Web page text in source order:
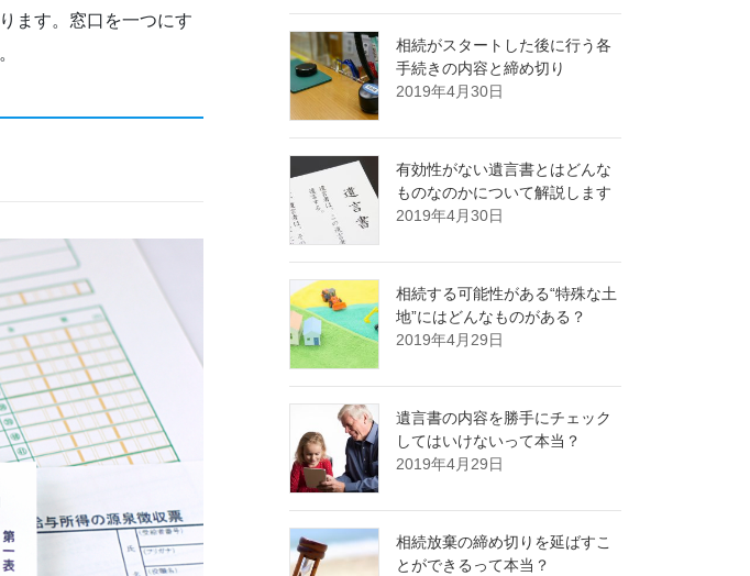
ます。窓口を一つにす
相続がスタートした後に行う各
手続きの内容と締め切り
2019年4月30日
有効性がない遺言書とはどんな
ものなのかについて解説します
2019年4月30日
相続する可能性がある“特殊な土
地”にはどんなものがある？
2019年4月29日
遺言書の内容を勝手にチェック
してはいけないって本当？
2019年4月29日
相続放棄の締め切りを延ばすこ
とができるって本当？